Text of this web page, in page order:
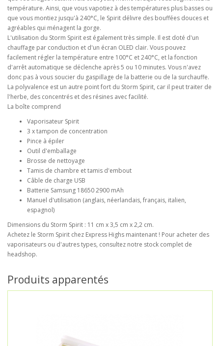
température. Ainsi, que vous vapotiez à des températures plus basses ou
que vous montiez jusqu'à 240°C, le Spirit délivre des bouffées douces et
agréables qui ménagent la gorge.
L'utilisation du Storm Spirit est également très simple. Il est doté d'un
chauffage par conduction et d'un écran OLED clair. Vous pouvez
facilement régler la température entre 100°C et 240°C, et la fonction
d'arrêt automatique se déclenche après 5 ou 10 minutes. Vous n'avez
donc pas à vous soucier du gaspillage de la batterie ou de la surchauffe.
La polyvalence est un autre point fort du Storm Spirit, car il peut traiter de
l'herbe, des concentrés et des résines avec facilité.
La boîte comprend
Vaporisateur Spirit
3 x tampon de concentration
Pince à épiler
Outil d'emballage
Brosse de nettoyage
Tamis de chambre et tamis d'embout
Câble de charge USB
Batterie Samsung 18650 2900 mAh
Manuel d'utilisation (anglais, néerlandais, français, italien,
espagnol)
Dimensions du Storm Spirit : 11 cm x 3,5 cm x 2,2 cm.
Achetez le Storm Spirit chez Express Highs maintenant ! Pour acheter des
vaporisateurs ou d'autres types, consultez notre stock complet de
headshop.
Produits apparentés